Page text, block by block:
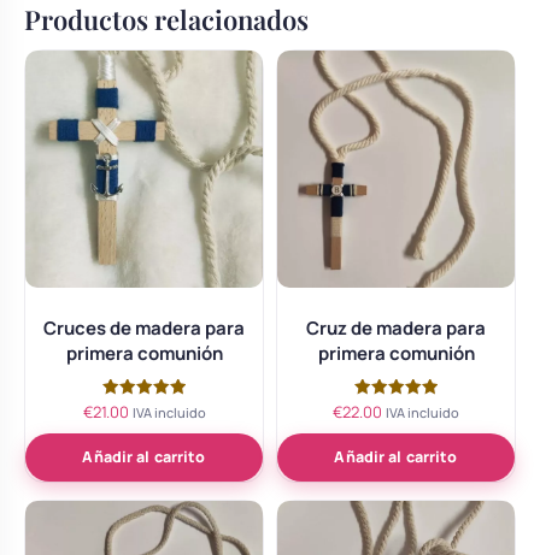
Productos relacionados
Cruces de madera para
primera comunión
Valorado
5.00
de 5
€21.00 IVA incluido
Añadir al carrito
Cruz de madera para
primera comunión
Valorado
5.00
de 5
€22.00 IVA incluido
Añadir al carrito